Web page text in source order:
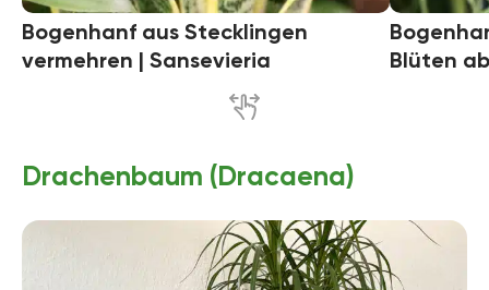
Bogenhanf aus Stecklingen
vermehren | Sansevieria
Blüten
Drachenbaum (Dracaena)